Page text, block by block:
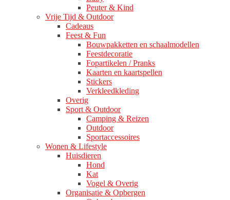
Peuter & Kind
Vrije Tijd & Outdoor
Cadeaus
Feest & Fun
Bouwpakketten en schaalmodellen
Feestdecoratie
Fopartikelen / Pranks
Kaarten en kaartspellen
Stickers
Verkleedkleding
Overig
Sport & Outdoor
Camping & Reizen
Outdoor
Sportaccessoires
Wonen & Lifestyle
Huisdieren
Hond
Kat
Vogel & Overig
Organisatie & Opbergen